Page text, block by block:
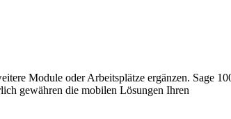
Module oder Arbeitsplätze ergänzen. Sage
gewähren die mobilen Lösungen Ihren